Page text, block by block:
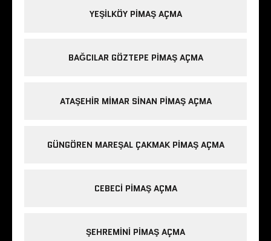
YEŞILKÖY PIMAŞ AÇMA
BAĞCILAR GÖZTEPE PIMAŞ AÇMA
ATAŞEHIR MIMAR SINAN PIMAŞ AÇMA
GÜNGÖREN MAREŞAL ÇAKMAK PIMAŞ AÇMA
CEBECI PIMAŞ AÇMA
ŞEHREMINI PIMAŞ AÇMA